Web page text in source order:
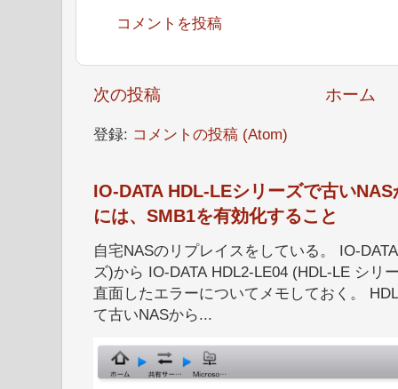
コメントを投稿
次の投稿 ホーム
登録: コメントの投稿 (Atom)
IO-DATA HDL-LEシリーズで古い
には、SMB1を有効化すること
自宅NASのリプレイスをしている。 IO-
ズ)から IO-DATA HDL2-LE04 (HDL-LE シリ
直面したエラーについてメモしておく。
て古いNASから...